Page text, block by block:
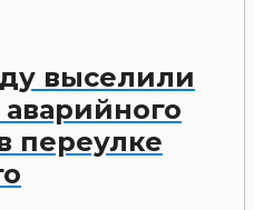
выселили
переулке